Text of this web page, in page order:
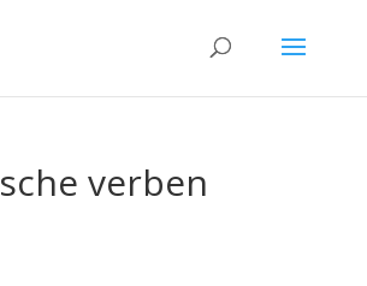
verben